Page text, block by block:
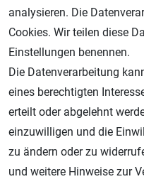
Airbrush-City
Fachhandel für:
Modellbau-City
Modellbau Shop
Plotter-City
Schneideplotter,
Im Shop Kaufen
Küchen Zubehör - Haus/
analysieren. Die
Cookies. Wir teilen diese
Einstellungen benennen.
Die Datenverarbeitung
eines berechtigten
erteilt oder abgelehnt
einzuwilligen und die
zu ändern oder zu
und weitere Hinweise zur